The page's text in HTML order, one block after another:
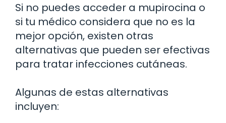
Si no puedes acceder a mupirocina o
si tu médico considera que no es la
mejor opción, existen otras
alternativas que pueden ser efectivas
para tratar infecciones cutáneas.
Algunas de estas alternativas
incluyen: